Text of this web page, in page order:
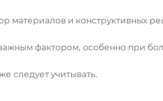
материалов и конструктивных
фактором, особенно при
следует учитывать.